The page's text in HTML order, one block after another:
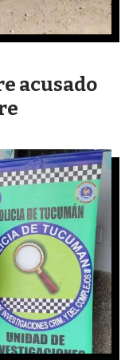
acusado